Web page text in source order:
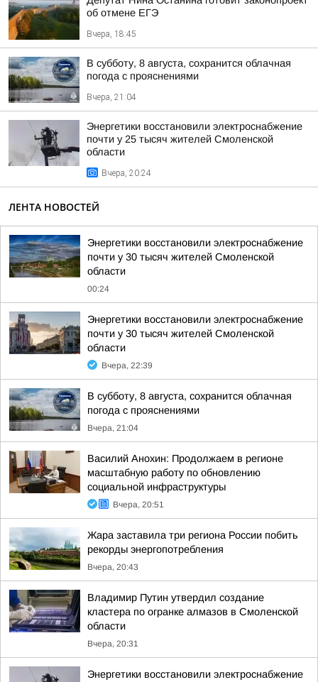
об отмене ЕГЭ
Вчера, 18:45
В субботу, 8 августа, сохранится облачная
погода с прояснениями
Вчера, 21:04
Энергетики восстановили электроснабжение
почти у 25 тысяч жителей Смоленской
области
Вчера, 20:24
ЛЕНТА НОВОСТЕЙ
Энергетики восстановили электроснабжение
почти у 30 тысяч жителей Смоленской
области
00:24
Энергетики восстановили электроснабжение
почти у 30 тысяч жителей Смоленской
области
Вчера, 22:39
В субботу, 8 августа, сохранится облачная
погода с прояснениями
Вчера, 21:04
Василий Анохин: Продолжаем в регионе
масштабную работу по обновлению
социальной инфраструктуры
Вчера, 20:51
Жара заставила три региона России побить
рекорды энергопотребления
Вчера, 20:43
Владимир Путин утвердил создание
кластера по огранке алмазов в Смоленской
области
Вчера, 20:31
Энергетики восстановили электроснабжение